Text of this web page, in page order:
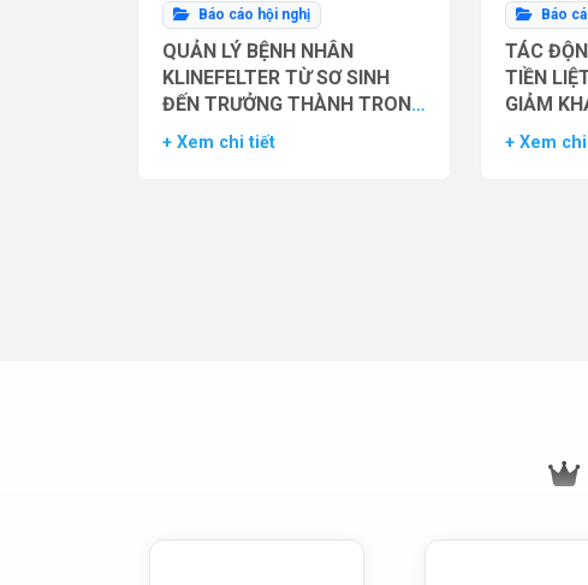
Báo cáo hội nghị
QUẢN LÝ BỆNH NHÂN
KLINEFELTER TỪ SƠ SINH
ĐẾN TRƯỞNG THÀNH TRONG
THỰC HÀNH HỖ TRỢ SINH
+ Xem chi tiết
Báo
TÁC
TIỀN
GIẢM
NAM GIỚI
+ Xem